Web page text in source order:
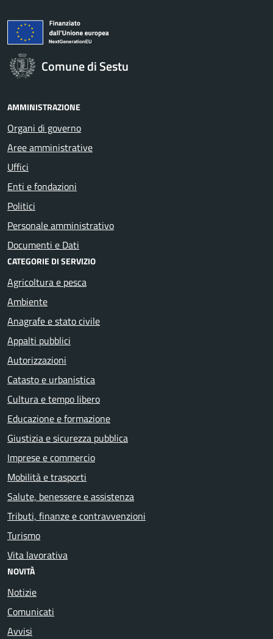
Comune di Sestu
AMMINISTRAZIONE
Organi di governo
Aree amministrative
Uffici
Enti e fondazioni
Politici
Personale amministrativo
Documenti e Dati
CATEGORIE DI SERVIZIO
Agricoltura e pesca
Ambiente
Anagrafe e stato civile
Appalti pubblici
Autorizzazioni
Catasto e urbanistica
Cultura e tempo libero
Educazione e formazione
Giustizia e sicurezza pubblica
Imprese e commercio
Mobilità e trasporti
Salute, benessere e assistenza
Tributi, finanze e contravvenzioni
Turismo
Vita lavorativa
NOVITÀ
Notizie
Comunicati
Avvisi